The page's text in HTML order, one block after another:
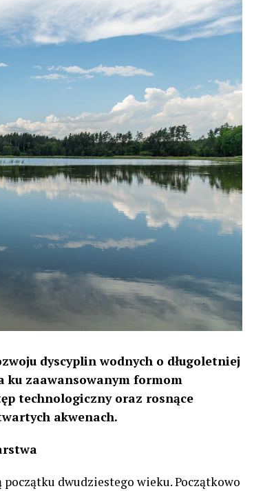
dyscyplin wodnych o długoletniej
ku zaawansowanym formom
technologiczny oraz rosnące
akwenach.
dwudziestego wieku. Początkowo